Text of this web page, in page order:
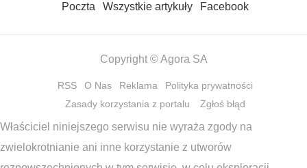
Poczta Wszystkie artykuły Facebook
Copyright © Agora SA
RSS O Nas Reklama
Polityka prywatności
Zasady korzystania z portalu
Zgłoś błąd
Właściciel niniejszego serwisu nie wyraża zgody na
zwielokrotnianie ani inne korzystanie z utworów